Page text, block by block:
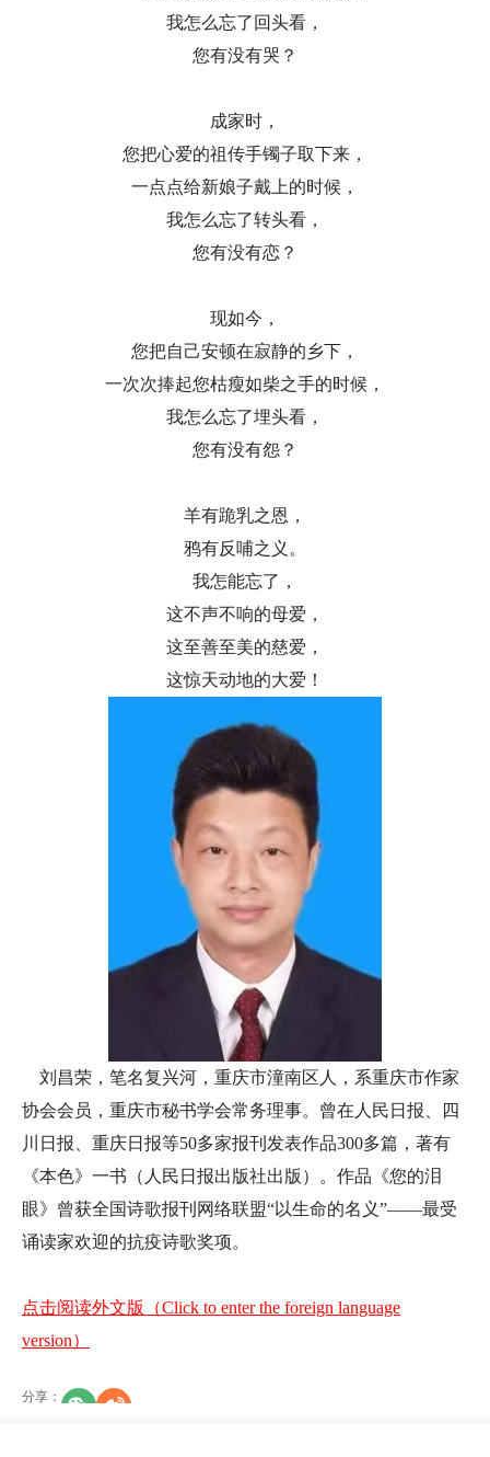
我怎么忘了回头看，
您有没有哭？
成家时，
您把心爱的祖传手镯子取下来，
一点点给新娘子戴上的时候，
我怎么忘了转头看，
您有没有恋？
现如今，
您把自己安顿在寂静的乡下，
一次次捧起您枯瘦如柴之手的时候，
我怎么忘了埋头看，
您有没有怨？
羊有跪乳之恩，
鸦有反哺之义。
我怎能忘了，
这不声不响的母爱，
这至善至美的慈爱，
这惊天动地的大爱！
刘昌荣，笔名复兴河，重庆市潼南区人，系重庆市作家
协会会员，重庆市秘书学会常务理事。曾在人民日报、四
川日报、重庆日报等50多家报刊发表作品300多篇，著有
《本色》一书（人民日报出版社出版）。作品《您的泪
眼》曾获全国诗歌报刊网络联盟“以生命的名义”——最受
诵读家欢迎的抗疫诗歌奖项。
点击阅读外文版（Click to enter the foreign language
version）
分享 ：